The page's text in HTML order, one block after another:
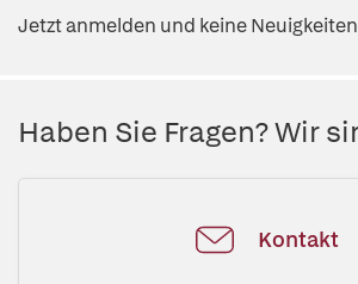
Jetzt anmelden und keine
Haben Sie Fragen? Wir
Kontakt